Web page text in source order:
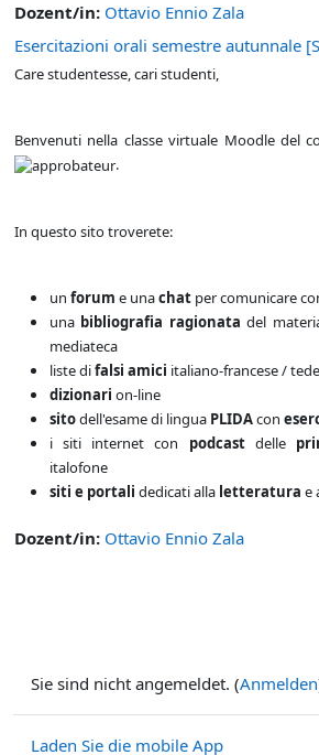
Dozent/in: Ottavio Ennio Zala
Esercitazioni orali semestre autunnale
Care studentesse, cari studenti,
Benvenuti nella classe virtuale Moodle del
.
In questo sito troverete:
un forum e unachat per comunicare
una bibliografia ragionata del
mediateca
liste difalsi amici italiano-francese /
dizionari on-line
sitodell'esame di lingua PLIDAcon
i siti internet con podcastdelle
italofone
siti e portali dedicati alla letteratura e
Dozent/in: Ottavio Ennio Zala
Sie sind nicht angemeldet. (Anmelden
Laden Sie die mobile App